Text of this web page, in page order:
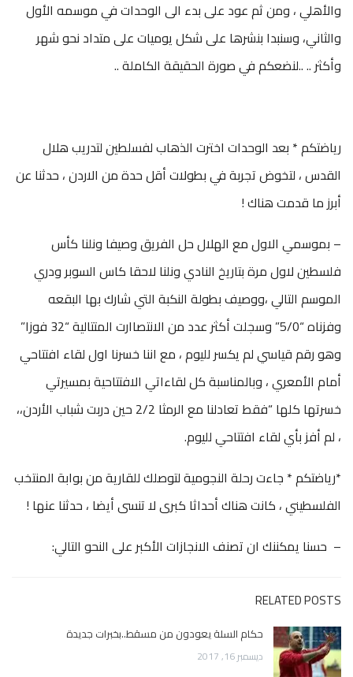
والأهلي ، ومن ثم عود على بدء الى الوحدات في موسمه الأول
والثاني، وسنبدا بنشرها على شكل يوميات على متداد نحو شهر
وأكثر .. ..لنضعكم في صورة الحقيقة الكاملة ..
رياضتكم * بعد الوحدات اخترت الذهاب لفسلطين لتدريب هلال
القدس ، لتخوض تجربة في بطولات أقل حدة من الاردن ، حدثنا عن
أبرز ما قدمت هناك !
– بموسمي الاول مع الهلال حل الفريق وصيفا ونلنا كأس
فلسطين لاول مرة بتاريخ النادي ونلنا لاحقا كاس السوبر ودري
الموسم التالي ،ووصيف بطولة النكبة التي شارك بها البقعه
وفزناه “5/0” وسجلت أكثر عدد من الانتصاارت المتتالية “32 فوزا”
وهو رقم قياسي لم يكسر لليوم ، مع اننا خسرنا اول لقاء افتتاحي
أمام الأمعري ، وبالمناسبة كل لقاءاتي الافتتاحية بمسيرتي
خسرتها كلها “فقط تعادلنا مع الرمثا 2/2 حين دربت شباب الأردن،،
، لم أفز بأي لقاء افتتاحي لليوم.
*رياضتكم * جاءت رحلة النجومية لتوصلك للقارية من بوابة المنتخب
الفلسطيني ، كانت هناك أحداثا كبرى لا تنسى أيضا ، حدثنا عنها !
– حسنا يمكننك ان تصنف الانجازات الأكبر على النحو التالي:
RELATED POSTS
حكام السلة يعودون من مسقط..بخبرات جديدة
ديسمبر 16, 2017